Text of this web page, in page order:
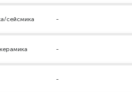
сейсмика -
-
-